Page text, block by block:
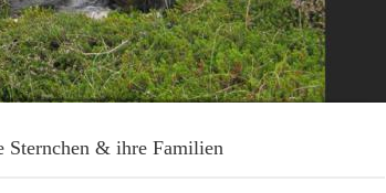
Sternchen & ihre Familien